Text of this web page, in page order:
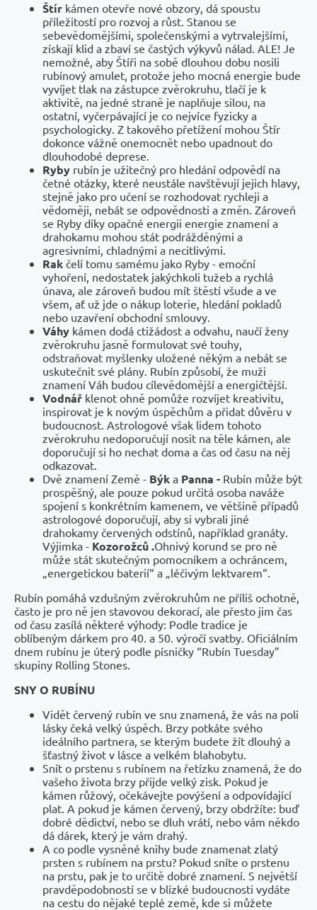
Štír kámen otevře nové obzory, dá spoustu
příležitostí pro rozvoj a růst. Stanou se
sebevědomějšími, společenskými a vytrvalejšími,
získají klid a zbaví se častých výkyvů nálad. ALE! Je
nemožné, aby Štíři na sobě dlouhou dobu nosili
rubínový amulet, protože jeho mocná energie bude
vyvíjet tlak na zástupce zvěrokruhu, tlačí je k
aktivitě, na jedné straně je naplňuje silou, na
ostatní, vyčerpávající je co nejvíce fyzicky a
psychologicky. Z takového přetížení mohou Štír
dokonce vážně onemocnět nebo upadnout do
dlouhodobé deprese.
Ryby rubín je užitečný pro hledání odpovědí na
četné otázky, které neustále navštěvují jejich hlavy,
stejně jako pro učení se rozhodovat rychleji a
vědoměji, nebát se odpovědnosti a změn. Zároveň
se Ryby díky opačné energii energie znamení a
drahokamu mohou stát podrážděnými a
agresivními, chladnými a necitlivými.
Rak čelí tomu samému jako Ryby - emoční
vyhoření, nedostatek jakýchkoli tužeb a rychlá
únava, ale zároveň budou mít štěstí všude a ve
všem, ať už jde o nákup loterie, hledání pokladů
nebo uzavření obchodní smlouvy.
Váhy kámen dodá ctižádost a odvahu, naučí ženy
zvěrokruhu jasně formulovat své touhy,
odstraňovat myšlenky uložené někým a nebát se
uskutečnit své plány. Rubín způsobí, že muži
znamení Váh budou cílevědomější a energičtější.
Vodnář klenot ohně pomůže rozvíjet kreativitu,
inspirovat je k novým úspěchům a přidat důvěru v
budoucnost. Astrologové však lidem tohoto
zvěrokruhu nedoporučují nosit na těle kámen, ale
doporučují si ho nechat doma a čas od času na něj
odkazovat.
Dvě znamení Země - Býk a Panna - Rubín může být
prospěšný, ale pouze pokud určitá osoba naváže
spojení s konkrétním kamenem, ve většině případů
astrologové doporučují, aby si vybrali jiné
drahokamy červených odstínů, například granáty.
Výjimka - Kozorožců .Ohnivý korund se pro ně
může stát skutečným pomocníkem a ochráncem,
„energetickou baterií“ a „léčivým lektvarem“.
Rubín pomáhá vzdušným zvěrokruhům ne příliš ochotně,
často je pro ně jen stavovou dekorací, ale přesto jim čas
od času zasílá některé výhody: Podle tradice je
oblíbeným dárkem pro 40. a 50. výročí svatby. Oficiálním
dnem rubínu je úterý podle písničky “Rubín Tuesday”
skupiny Rolling Stones.
SNY O RUBÍNU
Vidět červený rubín ve snu znamená, že vás na poli
lásky čeká velký úspěch. Brzy potkáte svého
ideálního partnera, se kterým budete žít dlouhý a
šťastný život v lásce a velkém blahobytu.
Snít o prstenu s rubínem na řetízku znamená, že do
vašeho života brzy přijde velký zisk. Pokud je
kámen růžový, očekávejte povýšení a odpovídající
plat. A pokud je kámen červený, brzy obdržíte: buď
dobré dědictví, nebo se dluh vrátí, nebo vám někdo
dá dárek, který je vám drahý.
A co podle vysněné knihy bude znamenat zlatý
prsten s rubínem na prstu? Pokud sníte o prstenu
na prstu, pak je to určitě dobré znamení. S největší
pravděpodobností se v blízké budoucnosti vydáte
na cestu do nějaké teplé země, kde si můžete